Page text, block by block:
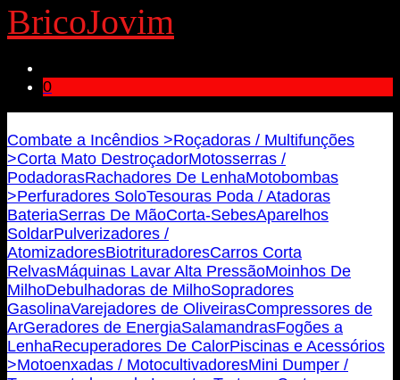
BricoJovim
0
Combate a Incêndios >Roçadoras / Multifunções
>Corta Mato DestroçadorMotosserras /
PodadorasRachadores De LenhaMotobombas
>Perfuradores SoloTesouras Poda / Atadoras
BateriaSerras De MãoCorta-SebesAparelhos
SoldarPulverizadores /
AtomizadoresBiotrituradoresCarros Corta
RelvasMáquinas Lavar Alta PressãoMoinhos De
MilhoDebulhadoras de MilhoSopradores
GasolinaVarejadores de OliveirasCompressores de
ArGeradores de EnergiaSalamandrasFogões a
LenhaRecuperadores De CalorPiscinas e Acessórios
>Motoenxadas / MotocultivadoresMini Dumper /